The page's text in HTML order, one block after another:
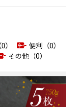
）
便利（0）
その他（0）